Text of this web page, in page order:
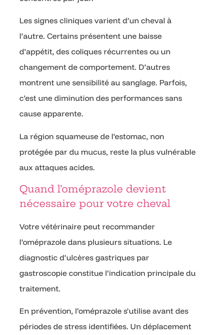
Les signes cliniques varient d’un cheval à
l’autre. Certains présentent une baisse
d’appétit, des coliques récurrentes ou un
changement de comportement. D’autres
montrent une sensibilité au sanglage. Parfois,
c’est une diminution des performances sans
cause apparente.
La région squameuse de l’estomac, non
protégée par du mucus, reste la plus vulnérable
aux attaques acides.
Quand l’oméprazole devient
nécessaire pour votre cheval
Votre vétérinaire peut recommander
l’oméprazole dans plusieurs situations. Le
diagnostic d’ulcères gastriques par
gastroscopie constitue l’indication principale du
traitement.
En prévention, l’oméprazole s’utilise avant des
périodes de stress identifiées. Un déplacement